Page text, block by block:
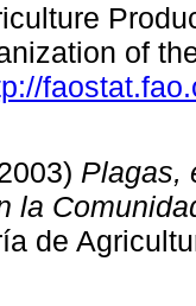
of
Plagas,
la
de